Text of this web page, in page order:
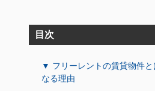
目次
▼ フリーレントの賃貸物件と
なる理由